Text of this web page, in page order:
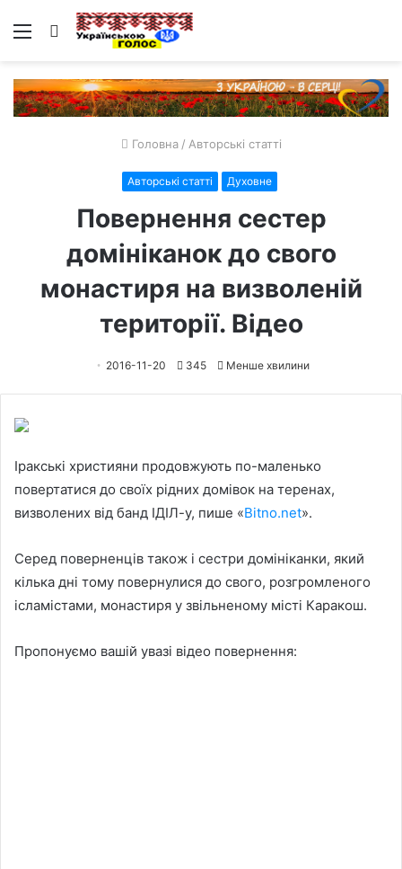
Меню Пошук
Головна / Авторські статті
Авторські статті Духовне
Повернення сестер
домініканок до свого
монастиря на визволеній
території. Відео
2016-11-20 345 Менше хвилини
Іракські християни продовжують по-маленько
повертатися до своїх рідних домівок на теренах,
визволених від банд ІДІЛ-у, пише «Bitno.net».
Серед поверненців також і сестри домініканки, який
кілька дні тому повернулися до свого, розгромленого
ісламістами, монастиря у звільненому місті Каракош.
Пропонуємо вашій увазі відео повернення: